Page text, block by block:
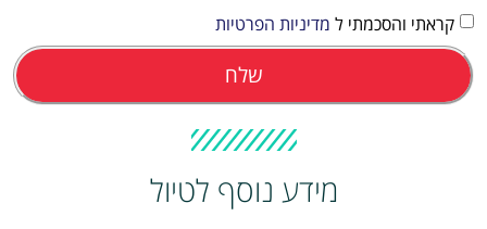
קראתי והסכמתי ל מדיניות הפרטיות
שלח
מידע נוסף לטיול